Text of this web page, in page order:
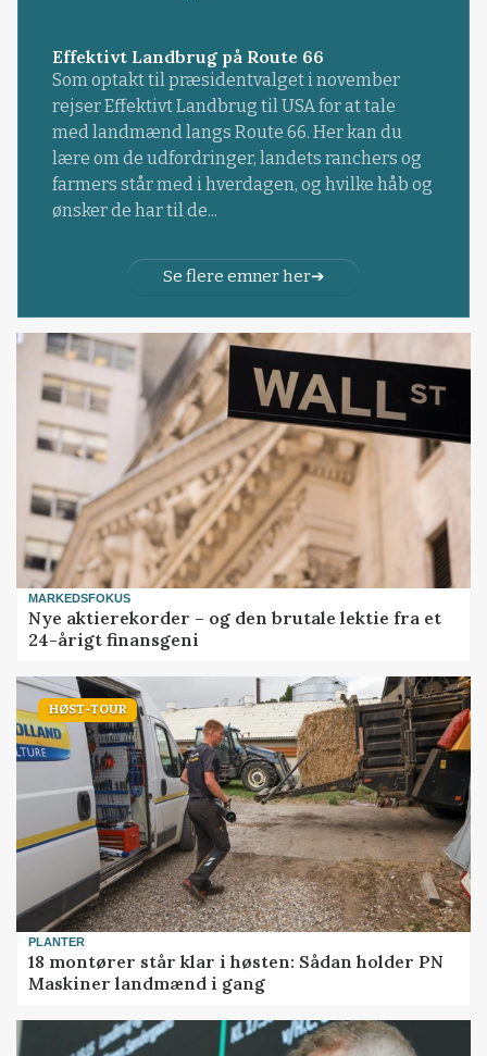
Effektivt Landbrug på Route 66
Som optakt til præsidentvalget i november
rejser Effektivt Landbrug til USA for at tale
med landmænd langs Route 66. Her kan du
lære om de udfordringer, landets ranchers og
farmers står med i hverdagen, og hvilke håb og
ønsker de har til de...
Se flere emner her
MARKEDSFOKUS
Nye aktierekorder – og den brutale lektie fra et
24-årigt finansgeni
HØST-TOUR
PLANTER
18 montører står klar i høsten: Sådan holder PN
Maskiner landmænd i gang